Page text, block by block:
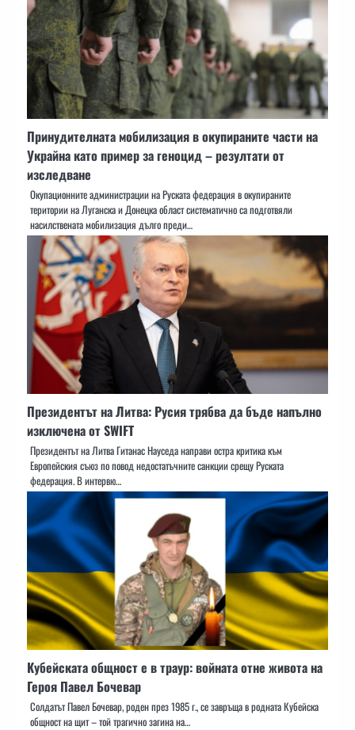
Принудителната мобилизация в окупираните части на
Украйна като пример за геноцид – резултати от
изследване
Окупационните администрации на Руската федерация в окупираните
територии на Луганска и Донецка област систематично са подготвяли
насилствената мобилизация дълго преди…
Президентът на Литва: Русия трябва да бъде напълно
изключена от SWIFT
Президентът на Литва Гитанас Науседа направи остра критика към
Европейския съюз по повод недостатъчните санкции срещу Руската
федерация. В интервю…
Кубейската общност е в траур: войната отне живота на
Героя Павел Бочевар
Солдатът Павел Бочевар, роден през 1985 г., се завръща в родната Кубейска
общност на щит – той трагично загина на…